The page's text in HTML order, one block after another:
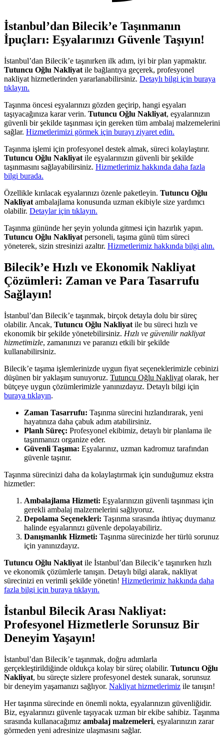
İstanbul’dan Bilecik’e Taşınmanın
İpuçları: Eşyalarınızı Güvenle Taşıyın!
İstanbul’dan Bilecik’e taşınırken ilk adım, iyi bir plan yapmaktır.
Tutuncu Oğlu Nakliyat ile bağlantıya geçerek, profesyonel
nakliyat hizmetlerinden yararlanabilirsiniz. Detaylı bilgi için buraya
tıklayın.
Taşınma öncesi eşyalarınızı gözden geçirip, hangi eşyaları
taşıyacağınıza karar verin. Tutuncu Oğlu Nakliyat, eşyalarınızın
güvenli bir şekilde taşınması için gereken tüm ambalaj malzemelerini
sağlar. Hizmetlerimizi görmek için burayı ziyaret edin.
Taşınma işlemi için profesyonel destek almak, süreci kolaylaştırır.
Tutuncu Oğlu Nakliyat ile eşyalarınızın güvenli bir şekilde
taşınmasını sağlayabilirsiniz. Hizmetlerimiz hakkında daha fazla
bilgi burada.
Özellikle kırılacak eşyalarınızı özenle paketleyin. Tutuncu Oğlu
Nakliyat ambalajlama konusunda uzman ekibiyle size yardımcı
olabilir. Detaylar için tıklayın.
Taşınma gününde her şeyin yolunda gitmesi için hazırlık yapın.
Tutuncu Oğlu Nakliyat personeli, taşıma günü tüm süreci
yöneterek, sizin stresinizi azaltır. Hizmetlerimiz hakkında bilgi alın.
Bilecik’e Hızlı ve Ekonomik Nakliyat
Çözümleri: Zaman ve Para Tasarrufu
Sağlayın!
İstanbul’dan Bilecik’e taşınmak, birçok detayla dolu bir süreç
olabilir. Ancak, Tutuncu Oğlu Nakliyat ile bu süreci hızlı ve
ekonomik bir şekilde yönetebilirsiniz. Hızlı ve güvenilir nakliyat
hizmetimizle, zamanınızı ve paranızı etkili bir şekilde
kullanabilirsiniz.
Bilecik’e taşıma işlemlerinizde uygun fiyat seçeneklerimizle cebinizi
düşünen bir yaklaşım sunuyoruz. Tutuncu Oğlu Nakliyat olarak, her
bütçeye uygun çözümlerimizle yanınızdayız. Detaylı bilgi için
buraya tıklayın.
Zaman Tasarrufu: Taşınma sürecini hızlandırarak, yeni
hayatınıza daha çabuk adım atabilirsiniz.
Planlı Süreç: Profesyonel ekibimiz, detaylı bir planlama ile
taşınmanızı organize eder.
Güvenli Taşıma: Eşyalarınız, uzman kadromuz tarafından
güvenle taşınır.
Taşınma sürecinizi daha da kolaylaştırmak için sunduğumuz ekstra
hizmetler:
Ambalajlama Hizmeti: Eşyalarınızın güvenli taşınması için
gerekli ambalaj malzemelerini sağlıyoruz.
Depolama Seçenekleri: Taşınma sırasında ihtiyaç duymanız
halinde eşyalarınızı güvenle depolayabiliriz.
Danışmanlık Hizmeti: Taşınma sürecinizde her türlü sorunuz
için yanınızdayız.
Tutuncu Oğlu Nakliyat ile İstanbul’dan Bilecik’e taşınırken hızlı
ve ekonomik çözümlerle tanışın. Detaylı bilgi alarak, nakliyat
sürecinizi en verimli şekilde yönetin! Hizmetlerimiz hakkında daha
fazla bilgi için buraya tıklayın.
İstanbul Bilecik Arası Nakliyat:
Profesyonel Hizmetlerle Sorunsuz Bir
Deneyim Yaşayın!
İstanbul’dan Bilecik’e taşınmak, doğru adımlarla
gerçekleştirildiğinde oldukça kolay bir süreç olabilir. Tutuncu Oğlu
Nakliyat, bu süreçte sizlere profesyonel destek sunarak, sorunsuz
bir deneyim yaşamanızı sağlıyor. Nakliyat hizmetlerimiz ile tanışın!
Her taşınma sürecinde en önemli nokta, eşyalarınızın güvenliğidir.
Biz, eşyalarınızı güvenle taşıyacak uzman bir ekibe sahibiz. Taşınma
sırasında kullanacağımız ambalaj malzemeleri, eşyalarınızın zarar
görmeden yeni adresinize ulaşmasını sağlar.